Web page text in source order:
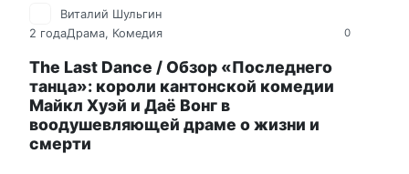
0
Виталий Шульгин
2 годаДрама, Комедия
The Last Dance / Обзор «Последнего
танца»: короли кантонской комедии
Майкл Хуэй и Даё Вонг в
воодушевляющей драме о жизни и
смерти